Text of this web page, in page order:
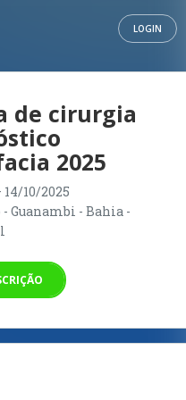
LOGIN
de cirurgia
2025
14/10/2025
- Guanambi - Bahia -